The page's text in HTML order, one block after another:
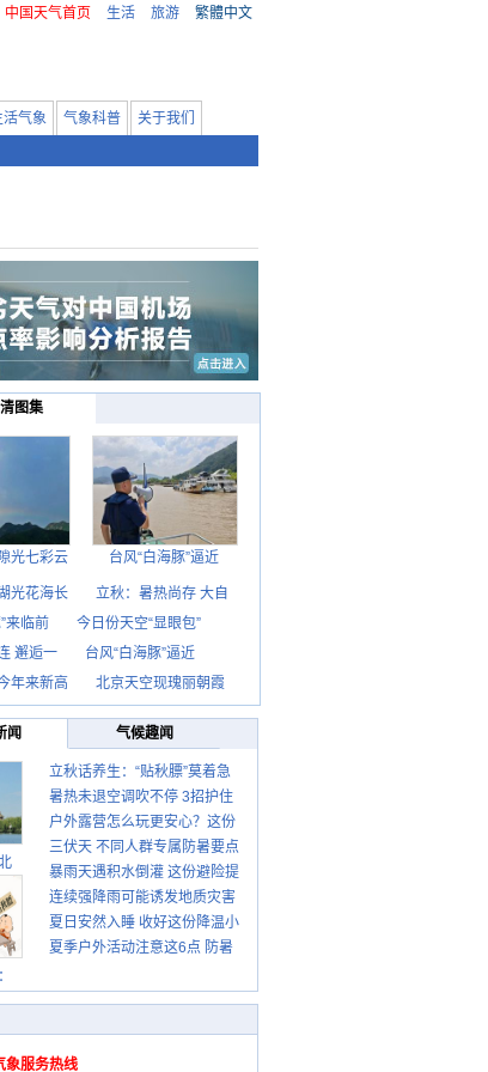
中国天气首页 生活 旅游 繁體中文
活气象 气象科普
关于我们
图集
光七彩云 台风“白海豚”逼近
光花海长
立秋：暑热尚存 大自
来临前
今日份天空“显眼包”
邂逅一
台风“白海豚”逼近
年来新高
北京天空现瑰丽朝霞
闻 气候趣闻
立秋话养生：“贴秋膘”莫着急
先清暑再防燥
暑热未退空调吹不停 3招护住
肩颈不酸痛
户外露营怎么玩更安心？这份
攻略请收好
三伏天 不同人群专属防暑要点
请收好
暴雨天遇积水倒灌 这份避险提
示请收好
连续强降雨可能诱发地质灾害
这些前兆要知道
夏日安然入睡 收好这份降温小
贴士
夏季户外活动注意这6点 防暑
象服务热线